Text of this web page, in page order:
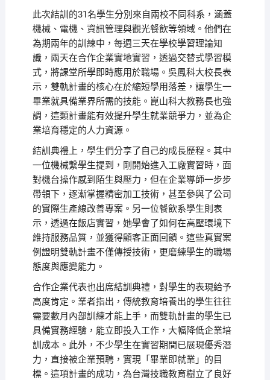
此次結訓的31名學生分別來自兩校不同科系，涵蓋
機械、電機、資訊管理與觀光餐飲等領域。他們在
為期兩年的訓練中，每週三天在學校學習理論知
識，兩天在合作企業實地實習，透過交替式學習模
式，將課堂所學即時應用於職場。吳鳳科大校長表
示，雙軌計畫的核心在於縮短學用落差，讓學生一
畢業就具備業界所需的技能。崑山科大教務長也強
調，這類計畫能有效提升學生就業競爭力，並為企
業培育穩定的人力資源。
結訓典禮上，學生們分享了自己的成長歷程。其中
一位機械繫學生提到，剛開始進入工廠實習時，面
對機台操作感到陌生與壓力，但在企業導師一步步
帶領下，逐漸掌握精密加工技術，甚至參與了公司
的實際生產線改善專案。另一位餐飲系學生則表
示，透過在飯店實習，她學會了如何在高壓環境下
維持服務品質，並獲得顧客正面回饋。這些真實案
例證明雙軌計畫不僅傳授技術，更磨練學生的職場
態度與應變能力。
合作企業代表也出席結訓典禮，對學生的表現給予
高度肯定。業者指出，傳統教育培養出的學生往往
需要數月內部訓練才能上手，而雙軌計畫的學生已
具備實務經驗，能立即投入工作，大幅降低企業培
訓成本。此外，不少學生在實習期間已展現優秀潛
力，直接被企業預聘，實現「畢業即就業」的目
標。這項計畫的成功，為台灣技職教育樹立了良好